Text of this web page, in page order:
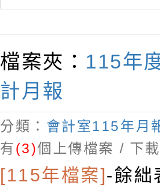
檔案夾： 115年
計月報
分類： 會計室115年月
有(3)個上傳檔案 / 下
[115年檔案]-餘絀